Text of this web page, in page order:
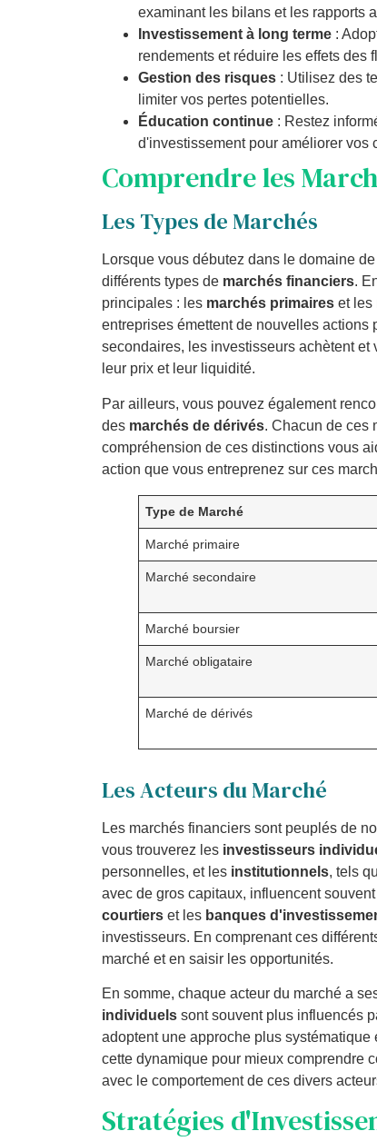
examinant les bilans et les rapports
Investissement à long terme :
rendements et réduire les effets des
Gestion des risques : Utilisez des
limiter vos pertes potentielles.
Éducation continue : Restez
d'investissement pour améliorer vos
Comprendre les
Les Types de Marchés
Lorsque vous débutez dans le domaine
différents types de marchés financiers.
principales : les marchés primaires et les
entreprises émettent de nouvelles
secondaires, les investisseurs achètent
leur prix et leur liquidité.
Par ailleurs, vous pouvez également
des marchés de dérivés. Chacun de ces
compréhension de ces distinctions vous
action que vous entreprenez sur ces
Type de Marché
Marché primaire
Marché secondaire
Marché boursier
Marché obligataire
Marché de dérivés
Les Acteurs du Marché
Les marchés financiers sont peuplés de
vous trouverez les investisseurs
personnelles, et les institutionnels, tels
avec de gros capitaux, influencent
courtiers et les banques
investisseurs. En comprenant ces
marché et en saisir les opportunités.
En somme, chaque acteur du marché a
individuels sont souvent plus influencés
adoptent une approche plus
cette dynamique pour mieux comprendre
avec le comportement de ces divers
Stratégies